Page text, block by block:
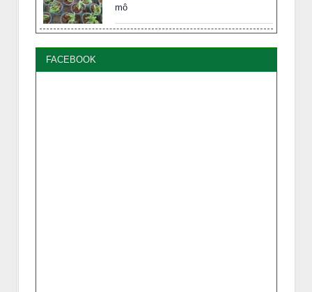
mô
FACEBOOK